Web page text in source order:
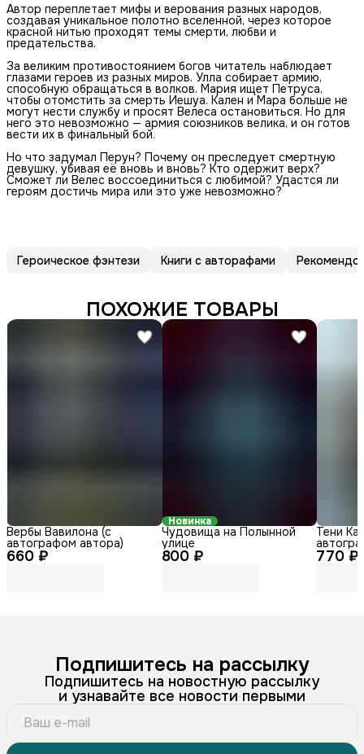
Автор переплетает мифы и верования разных народов,
создавая уникальное полотно вселенной, через которое
красной нитью проходят темы смерти, любви и
предательства.
За великим противостоянием богов читатель наблюдает
глазами героев из разных миров. Улла собирает армию,
способную обращаться в волков. Мария ищет Петруса,
чтобы отомстить за смерть Иешуа. Кален и Мара больше не
могут нести службу и просят Велеса остановиться. Но для
него это невозможно — армия союзников велика, и он готов
вести их в финальный бой.
Но что задумал Перун? Почему он преследует смертную
девушку, убивая её вновь и вновь? Кто одержит верх?
Сможет ли Велес воссоединиться с любимой? Удастся ли
героям достичь мира или это уже невозможно?
Героическое фэнтези Книги с авторафами
ПОХОЖИЕ ТОВАРЫ
660 ₽
Вербы Вавилона (с
автографом автора)
Новинка
800 ₽
Чудовища на Полынной
улице
770 ₽
Тени
Подпишитесь на рассылку
Подпишитесь на новостную рассылку
и узнавайте все новости первыми